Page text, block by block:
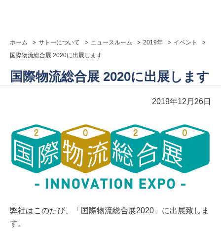
ホーム サトーについて ニュースルーム 2019年
イベント
国際物流総合展 2020に出展します
国際物流総合展 2020に出展します
2019年12月26日
弊社はこのたび、「国際物流総合展2020」に出展致しま
す。